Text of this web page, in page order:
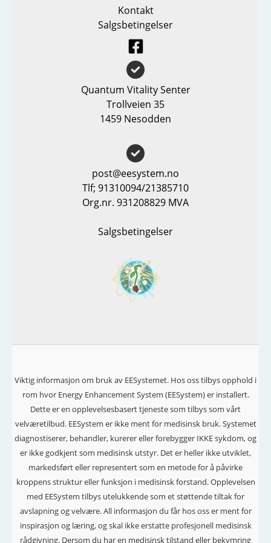
Kontakt
Salgsbetingelser
Quantum Vitality Senter
Trollveien 35
1459 Nesodden
post@eesystem.no
Tlf; 91310094/21385710
Org.nr. 931208829 MVA
Salgsbetingelser
Viktig informasjon om bruk av EESystemet. Hos oss tilbys opphold i
rom hvor Energy Enhancement System (EESystem) er installert.
Dette er en opplevelsesbasert tjeneste som tilbys som vårt
velværetilbud. EESystem er ikke ment for medisinsk bruk. Systemet
diagnostiserer, behandler, kurerer eller forebygger IKKE sykdom, og
er ikke godkjent som medisinsk utstyr. Det er heller ikke utviklet,
markedsført eller representert som en metode for å påvirke
kroppens struktur eller funksjon i medisinsk forstand. Opplevelsen
med EESystem tilbys utelukkende som et støttende tiltak for
avslapning og velvære. All informasjon du får hos oss er ment for
inspirasjon og læring, og skal ikke erstatte profesjonell medisinsk
rådgivning. Dersom du har en medisinsk tilstand eller bekymring